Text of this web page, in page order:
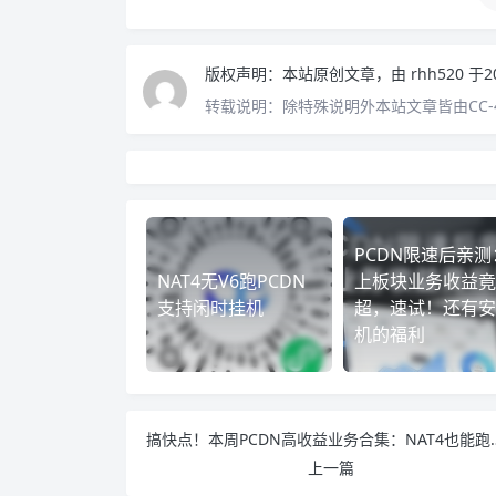
版权声明： 本站原创文章，由 rhh520 于
转载说明： 除特殊说明外本站文章皆由
NAT4无V6跑PCDN
支持闲时挂机
PCDN限速后亲测
上板块业务收益
超，速试！还有
机的福利
搞快点！本周
上一篇